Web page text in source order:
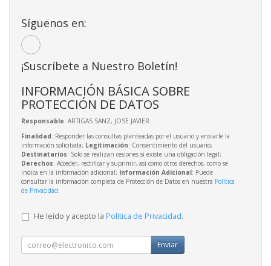
Síguenos en:
¡Suscríbete a Nuestro Boletín!
INFORMACIÓN BÁSICA SOBRE
PROTECCIÓN DE DATOS
Responsable: ARTIGAS SANZ, JOSE JAVIER
Finalidad: Responder las consultas planteadas por el usuario y enviarle la
información solicitada; Legitimación: Consentimiento del usuario;
Destinatarios: Solo se realizan cesiones si existe una obligación legal;
Derechos: Acceder, rectificar y suprimir, así como otros derechos, como se
indica en la información adicional; Información Adicional: Puede
consultar la información completa de Protección de Datos en nuestra Política
de Privacidad.
He leído y acepto la Política de Privacidad.
Enviar